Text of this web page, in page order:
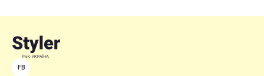
FB